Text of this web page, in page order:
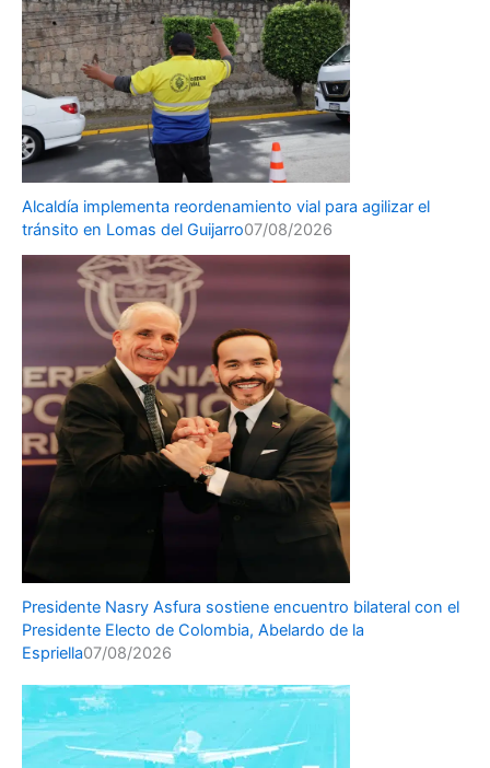
Alcaldía implementa reordenamiento vial para agilizar el
tránsito en Lomas del Guijarro07/08/2026
Presidente Nasry Asfura sostiene encuentro bilateral con el
Presidente Electo de Colombia, Abelardo de la
Espriella07/08/2026